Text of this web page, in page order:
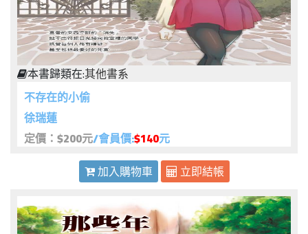
本書歸類在:其他書系
不存在的小偷
徐瑞蓮
定價：$200元/會員價:$140元
加入購物車
立即結帳